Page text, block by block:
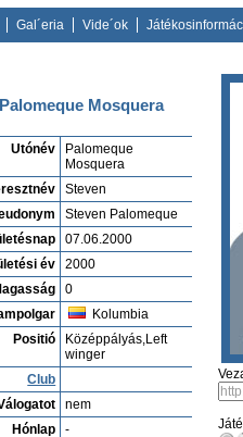
Gal´eria Vide´ok
Mosquera
Utónév
Palomeque
Mosquera
Steven
Steven Palomeque
07.06.2000
év
2000
0
Kolumbia
Positió
Középpályás,Left
winger
Club
nem
Hónlap
-